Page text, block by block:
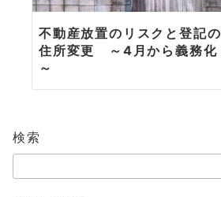
不動産放置のリスクと登記の
住所変更 ～4月から義務化
～
検索